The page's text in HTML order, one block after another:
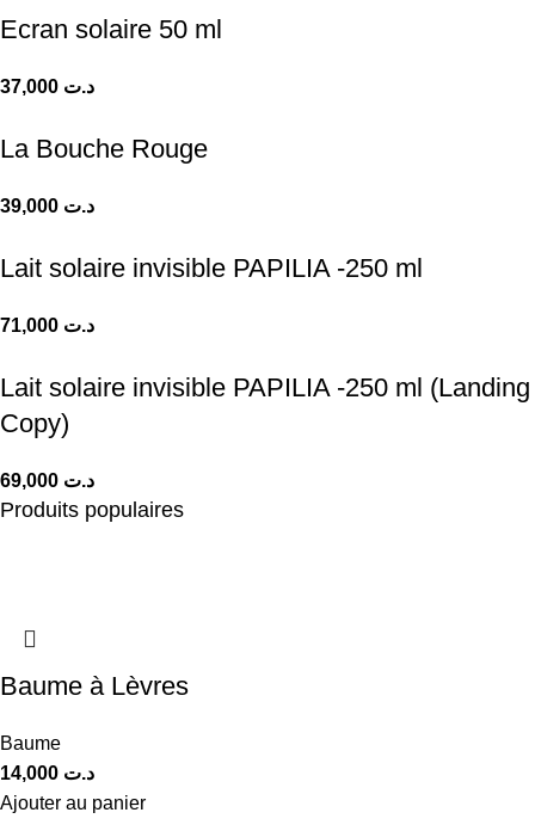
Ecran solaire 50 ml
د.ت
La Bouche Rouge
د.ت
Lait solaire invisible PAPILIA -250 ml
د.ت
Lait solaire invisible PAPILIA -250 ml (Landing
Copy)
د.ت
Produits populaires
Baume à Lèvres
Baume
د.ت
Ajouter au panier